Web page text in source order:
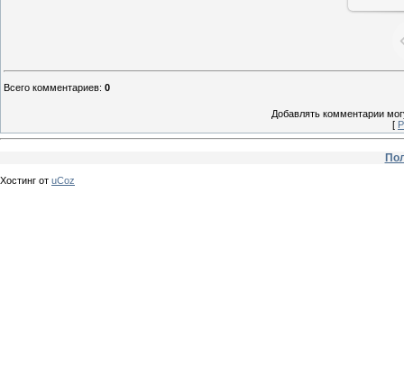
Всего комментариев: 0
Добавлять комментарии
[
Хостинг от uCoz